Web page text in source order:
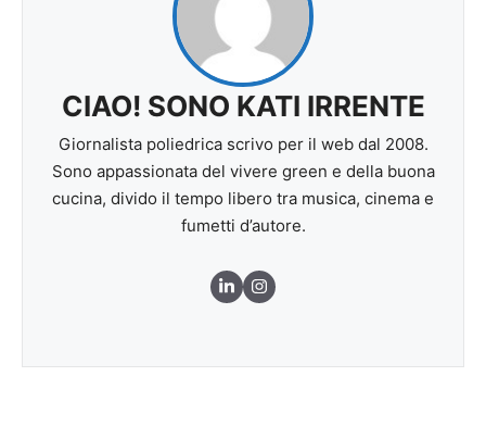
CIAO! SONO KATI IRRENTE
Giornalista poliedrica scrivo per il web dal 2008.
Sono appassionata del vivere green e della buona
cucina, divido il tempo libero tra musica, cinema e
fumetti d’autore.